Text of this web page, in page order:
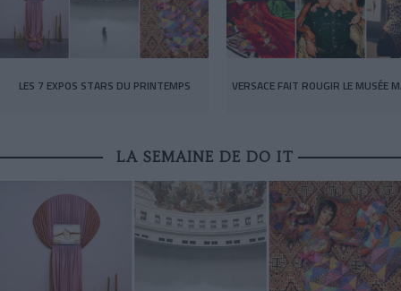
LES 7 EXPOS STARS DU PRINTEMPS VERSACE FAIT ROUGIR LE MUSÉE
LA SEMAINE DE DO IT